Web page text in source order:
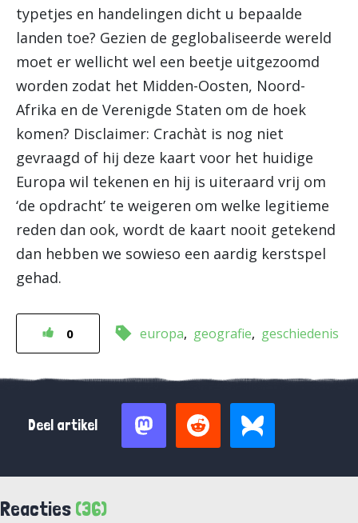
typetjes en handelingen dicht u bepaalde
landen toe? Gezien de geglobaliseerde wereld
moet er wellicht wel een beetje uitgezoomd
worden zodat het Midden-Oosten, Noord-
Afrika en de Verenigde Staten om de hoek
komen? Disclaimer: Crachàt is nog niet
gevraagd of hij deze kaart voor het huidige
Europa wil tekenen en hij is uiteraard vrij om
‘de opdracht’ te weigeren om welke legitieme
reden dan ook, wordt de kaart nooit getekend
dan hebben we sowieso een aardig kerstspel
gehad.
0 europa geografie geschiedenis
Deel artikel
Reacties (36)